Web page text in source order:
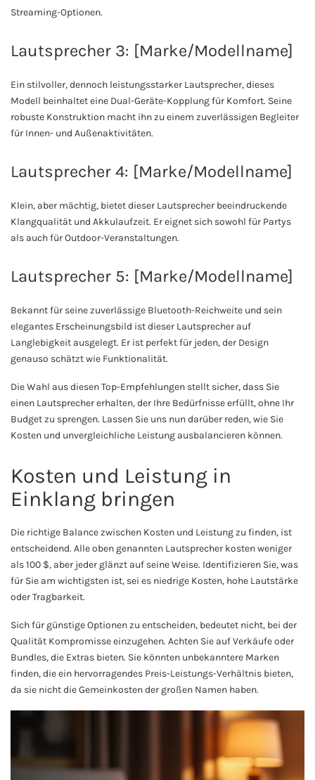
Streaming-Optionen.
Lautsprecher 3: [Marke/Modellname]
Ein stilvoller, dennoch leistungsstarker Lautsprecher, dieses
Modell beinhaltet eine Dual-Geräte-Kopplung für Komfort. Seine
robuste Konstruktion macht ihn zu einem zuverlässigen Begleiter
für Innen- und Außenaktivitäten.
Lautsprecher 4: [Marke/Modellname]
Klein, aber mächtig, bietet dieser Lautsprecher beeindruckende
Klangqualität und Akkulaufzeit. Er eignet sich sowohl für Partys
als auch für Outdoor-Veranstaltungen.
Lautsprecher 5: [Marke/Modellname]
Bekannt für seine zuverlässige Bluetooth-Reichweite und sein
elegantes Erscheinungsbild ist dieser Lautsprecher auf
Langlebigkeit ausgelegt. Er ist perfekt für jeden, der Design
genauso schätzt wie Funktionalität.
Die Wahl aus diesen Top-Empfehlungen stellt sicher, dass Sie
einen Lautsprecher erhalten, der Ihre Bedürfnisse erfüllt, ohne Ihr
Budget zu sprengen. Lassen Sie uns nun darüber reden, wie Sie
Kosten und unvergleichliche Leistung ausbalancieren können.
Kosten und Leistung in
Einklang bringen
Die richtige Balance zwischen Kosten und Leistung zu finden, ist
entscheidend. Alle oben genannten Lautsprecher kosten weniger
als 100 $, aber jeder glänzt auf seine Weise. Identifizieren Sie, was
für Sie am wichtigsten ist, sei es niedrige Kosten, hohe Lautstärke
oder Tragbarkeit.
Sich für günstige Optionen zu entscheiden, bedeutet nicht, bei der
Qualität Kompromisse einzugehen. Achten Sie auf Verkäufe oder
Bundles, die Extras bieten. Sie könnten unbekanntere Marken
finden, die ein hervorragendes Preis-Leistungs-Verhältnis bieten,
da sie nicht die Gemeinkosten der großen Namen haben.